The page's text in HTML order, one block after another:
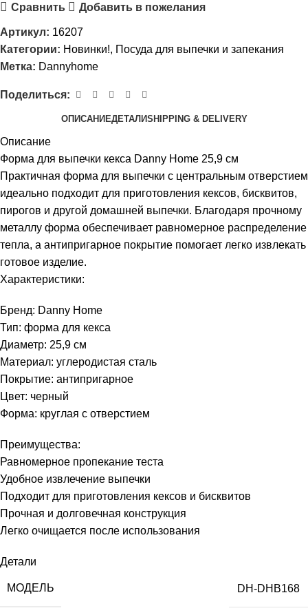
Сравнить
Добавить в пожелания
Артикул: 16207
Категории: Новинки!, Посуда для выпечки и запекания
Метка: Dannyhome
Поделиться:
ОПИСАНИЕДЕТАЛИSHIPPING & DELIVERY
Описание
Форма для выпечки кекса Danny Home 25,9 см
Практичная форма для выпечки с центральным отверстием
идеально подходит для приготовления кексов, бисквитов,
пирогов и другой домашней выпечки. Благодаря прочному
металлу форма обеспечивает равномерное распределение
тепла, а антипригарное покрытие помогает легко извлекать
готовое изделие.
Характеристики:
Бренд: Danny Home
Тип: форма для кекса
Диаметр: 25,9 см
Материал: углеродистая сталь
Покрытие: антипригарное
Цвет: черный
Форма: круглая с отверстием
Преимущества:
Равномерное пропекание теста
Удобное извлечение выпечки
Подходит для приготовления кексов и бисквитов
Прочная и долговечная конструкция
Легко очищается после использования
Детали
МОДЕЛЬ DH-DHB168